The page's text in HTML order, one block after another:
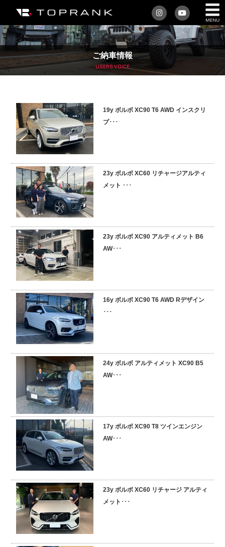
私たちについて
車を買う
アフターサービス
車を売る
店舗/スタッフ情報
インフォメーション
トップランク・マガジン
採用情報
ご納車情報
USERS VOICE
19y ボルボ XC90 T6 AWD インスクリ
プ･･･
23y ボルボ XC60 リチャージアルティ
メット ･･･
23y ボルボ XC90 アルティメット B6
AW･･･
16y ボルボ XC90 T6 AWD Rデザイン
･･･
24y ボルボ アルティメット XC90 B5
AW･･･
17y ボルボ XC90 T8 ツインエンジン
AW･･･
23y ボルボ XC60 リチャージ アルティ
メット･･･